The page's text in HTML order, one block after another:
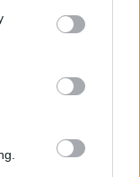
να
σε ένα